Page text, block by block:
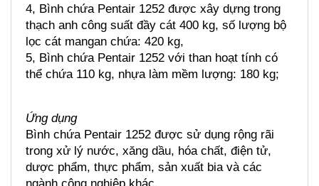
4, Bình chứa Pentair 1252 được xây dựng trong
thạch anh công suất đầy cát 400 kg, số lượng bộ
lọc cát mangan chứa: 420 kg,
5, Bình chứa Pentair 1252 với than hoạt tính có
thể chứa 110 kg, nhựa làm mềm lượng: 180 kg;
Ứng dụng
Bình chứa Pentair 1252 được sử dụng rộng rãi
trong xử lý nước, xăng dầu, hóa chất, điện tử,
dược phẩm, thực phẩm, sản xuất bia và các
ngành công nghiệp khác.